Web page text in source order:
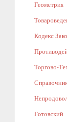
Геометрия
Кодекс
Торгово-
Готовский